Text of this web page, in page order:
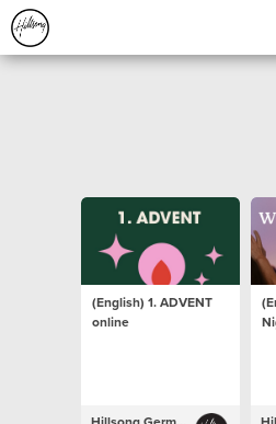
(English) 1. ADVENT
online